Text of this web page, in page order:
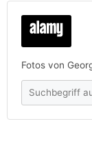
Fotos von